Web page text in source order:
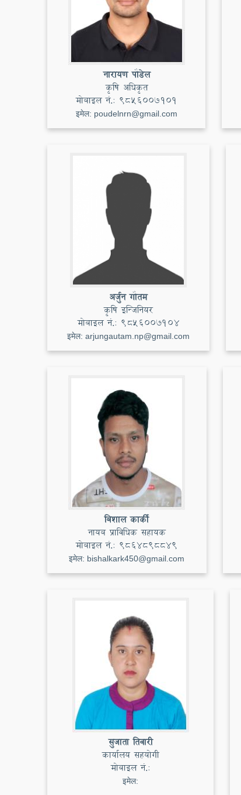
नारायण पौडेल
कृषि अधिकृत
मोबाइल नं.: ९८५६००७१०1
इमेल: poudelnrn@gmail.com
अर्जुन गौतम
कृषि इन्जिनियर
मोबाइल नं.: 9856007104
इमेल: arjungautam.np@gmail.com
बिशाल कार्की
नायब प्राविधिक सहायक
मोबाइल नं.: ९८६४८९८८४९
इमेल: bishalkark450@gmail.com
सुजाता तिवारी
कार्यालय सहयोगी
मोबाइल नं.:
इमेल: